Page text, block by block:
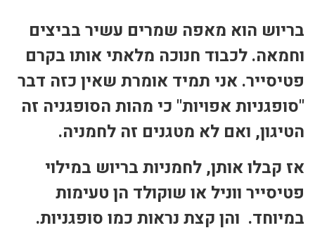
בריוש הוא מאפה שמרים עשיר בביצים
וחמאה. לכבוד חנוכה מלאתי אותו בקרם
פטיסייר. אני תמיד אומרת שאין כזה דבר
"סופגניות אפויות" כי מהות הסופגניה זה
הטיגון, ואם לא מטגנים זה לחמניה.
אז קבלו אותן, לחמניות בריוש במילוי
פטיסייר ווניל או שוקולד הן טעימות
במיוחד. והן קצת נראות כמו סופגניות.